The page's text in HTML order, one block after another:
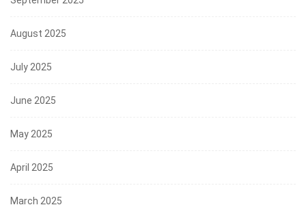
August 2025
July 2025
June 2025
May 2025
April 2025
March 2025